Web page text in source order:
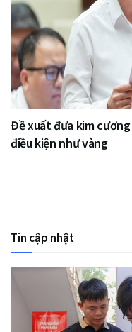
Đề xuất đưa kim
điều kiện như vàng
Tin cập nhật